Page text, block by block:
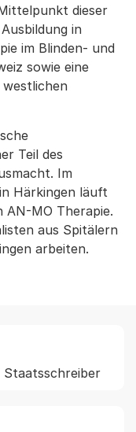
dieser
in
im Blinden- und
sowie eine
Teil des
Im
Härkingen läuft
AN-MO Therapie.
aus Spitälern
arbeiten.